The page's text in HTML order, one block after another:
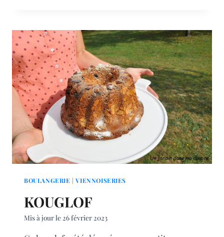
ET
SES
PETITES
GRAINES
BOULANGERIE |VIENNOISERIES
KOUGLOF
Mis à jour le 26 février 2023